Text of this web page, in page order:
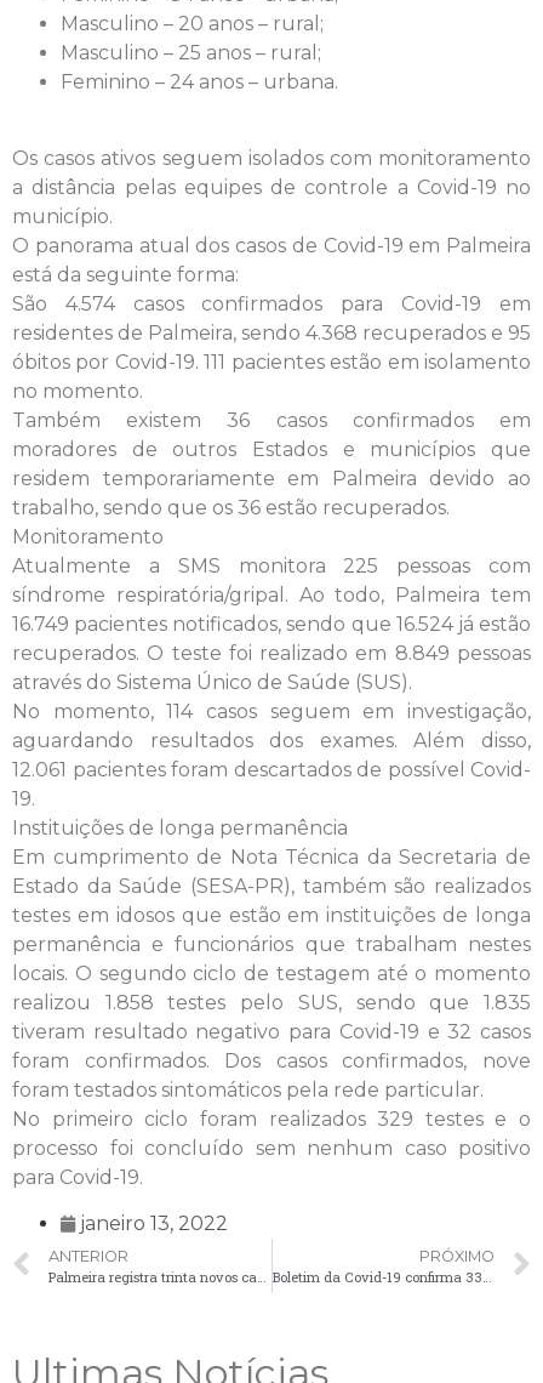
Masculino – 20 anos – rural;
Masculino – 25 anos – rural;
Feminino – 24 anos – urbana.
Os casos ativos seguem isolados com monitoramento
a distância pelas equipes de controle a Covid-19 no
município.
O panorama atual dos casos de Covid-19 em Palmeira
está da seguinte forma:
São 4.574 casos confirmados para Covid-19 em
residentes de Palmeira, sendo 4.368 recuperados e 95
óbitos por Covid-19. 111 pacientes estão em isolamento
no momento.
Também existem 36 casos confirmados em
moradores de outros Estados e municípios que
residem temporariamente em Palmeira devido ao
trabalho, sendo que os 36 estão recuperados.
Monitoramento
Atualmente a SMS monitora 225 pessoas com
síndrome respiratória/gripal. Ao todo, Palmeira tem
16.749 pacientes notificados, sendo que 16.524 já estão
recuperados. O teste foi realizado em 8.849 pessoas
através do Sistema Único de Saúde (SUS).
No momento, 114 casos seguem em investigação,
aguardando resultados dos exames. Além disso,
12.061 pacientes foram descartados de possível Covid-
19.
Instituições de longa permanência
Em cumprimento de Nota Técnica da Secretaria de
Estado da Saúde (SESA-PR), também são realizados
testes em idosos que estão em instituições de longa
permanência e funcionários que trabalham nestes
locais. O segundo ciclo de testagem até o momento
realizou 1.858 testes pelo SUS, sendo que 1.835
tiveram resultado negativo para Covid-19 e 32 casos
foram confirmados. Dos casos confirmados, nove
foram testados sintomáticos pela rede particular.
No primeiro ciclo foram realizados 329 testes e o
processo foi concluído sem nenhum caso positivo
para Covid-19.
janeiro 13, 2022
ANTERIOR
Palmeira registra trinta novos casos positivos de Covid-19
PRÓXIMO
Boletim da Covid-19 confirma 33 novos casos positivos em Palmeira
Ultimas Notícias